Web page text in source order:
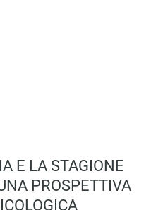
E LA STAGIONE
PROSPETTIVA